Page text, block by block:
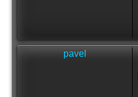
pavel